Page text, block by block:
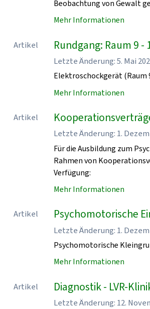
Beobachtung von Gewalt
Mehr Informationen
Artikel Rundgang: Raum 9 -
Letzte Änderung: 5. Mai
Elektroschockgerät (Raum
Mehr Informationen
Artikel
Letzte Änderung: 1.
Für die Ausbildung zum
Rahmen von
Verfügung:
Mehr Informationen
Artikel Psychomotorische
Letzte Änderung: 1.
Psychomotorische
Mehr Informationen
Artikel Diagnostik - LVR-
Letzte Änderung: 12.